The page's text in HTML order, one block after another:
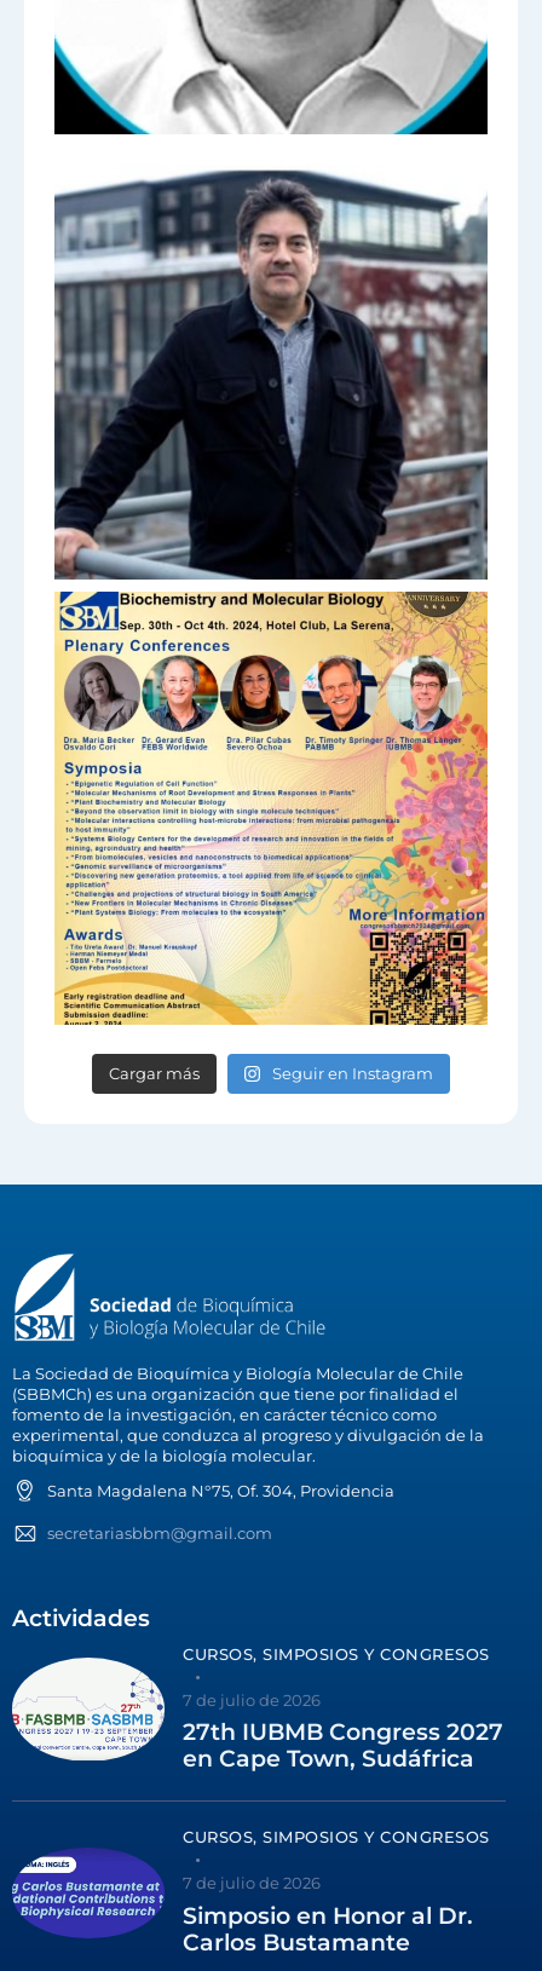
Cargar más Seguir en Instagram
La Sociedad de Bioquímica y Biología Molecular de Chile
(SBBMCh) es una organización que tiene por finalidad el
fomento de la investigación, en carácter técnico como
experimental, que conduzca al progreso y divulgación de la
bioquímica y de la biología molecular.
Santa Magdalena N°75, Of. 304, Providencia
secretariasbbm@gmail.com
Actividades
CURSOS, SIMPOSIOS Y CONGRESOS
7 de julio de 2026
27th IUBMB Congress 2027
en Cape Town, Sudáfrica
CURSOS, SIMPOSIOS Y CONGRESOS
7 de julio de 2026
Simposio en Honor al Dr.
Carlos Bustamante